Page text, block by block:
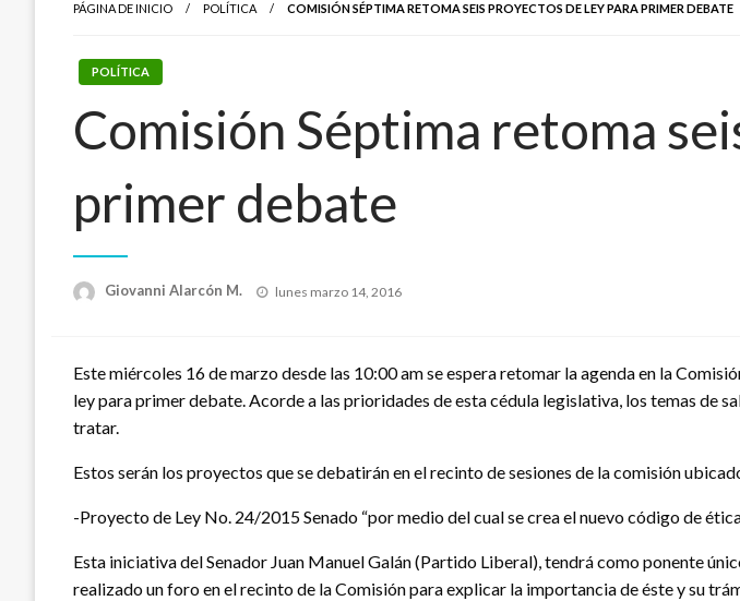
PÁGINA DE INICIO POLÍTICA COMISIÓN SÉPTIMA RETOMA SEIS PROYECTOS DE LEY PARA PRIMER DEBATE
POLÍTICA
Comisión Séptima retoma
primer debate
Giovanni Alarcón M.
Publicado
lunes marzo 14, 2016
Este miércoles 16 de marzo desde las 10:00 am se espera retomar la agenda en la
ley para primer debate. Acorde a las prioridades de esta cédula legislativa, los temas de
tratar.
Estos serán los proyectos que se debatirán en el recinto de sesiones de la comisión
-Proyecto de Ley No. 24/2015 Senado “por medio del cual se crea el nuevo código de
Esta iniciativa del Senador Juan Manuel Galán (Partido Liberal), tendrá como ponente
realizado un foro en el recinto de la Comisión para explicar la importancia de éste y su